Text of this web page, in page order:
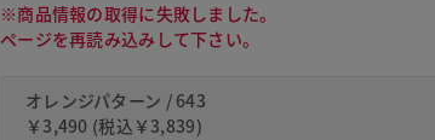
※商品情報の取得に失敗しました。
ページを再読み込みして下さい。
オレンジパターン / 643
￥3,490 (税込 ￥3,839)